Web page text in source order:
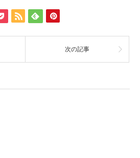
次の記事